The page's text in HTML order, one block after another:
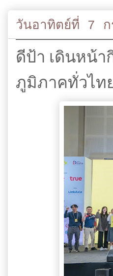
วันอาทิตย์ที่ 7
ดีป้า เดินหน้า
ภูมิภาคทั่วไท